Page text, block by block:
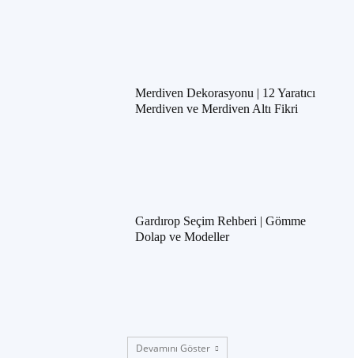
Merdiven Dekorasyonu | 12 Yaratıcı
Merdiven ve Merdiven Altı Fikri
Gardırop Seçim Rehberi | Gömme
Dolap ve Modeller
Devamını Göster